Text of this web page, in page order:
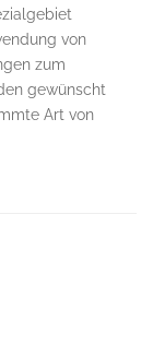
von
zum
gewünscht
Art von